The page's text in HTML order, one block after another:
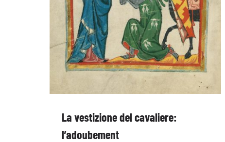
La vestizione del cavaliere:
l’adoubement